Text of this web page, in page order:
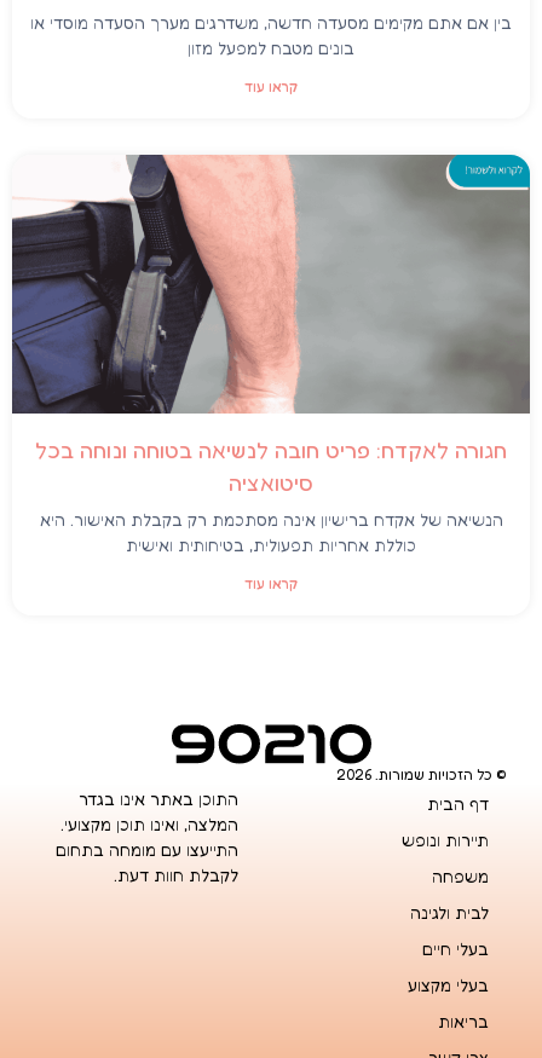
בין אם אתם מקימים מסעדה חדשה, משדרגים מערך הסעדה מוסדי או
בונים מטבח למפעל מזון
קראו עוד
חגורה לאקדח: פריט חובה לנשיאה בטוחה ונוחה בכל
סיטואציה
הנשיאה של אקדח ברישיון אינה מסתכמת רק בקבלת האישור. היא
כוללת אחריות תפעולית, בטיחותית ואישית
קראו עוד
© כל הזכויות שמורות. 2026
דף הבית
תיירות ונופש
משפחה
לבית ולגינה
בעלי חיים
בעלי מקצוע
בריאות
התוכן באתר אינו בגדר
המלצה, ואינו תוכן מקצועי.
התייעצו עם מומחה בתחום
לקבלת חוות דעת.